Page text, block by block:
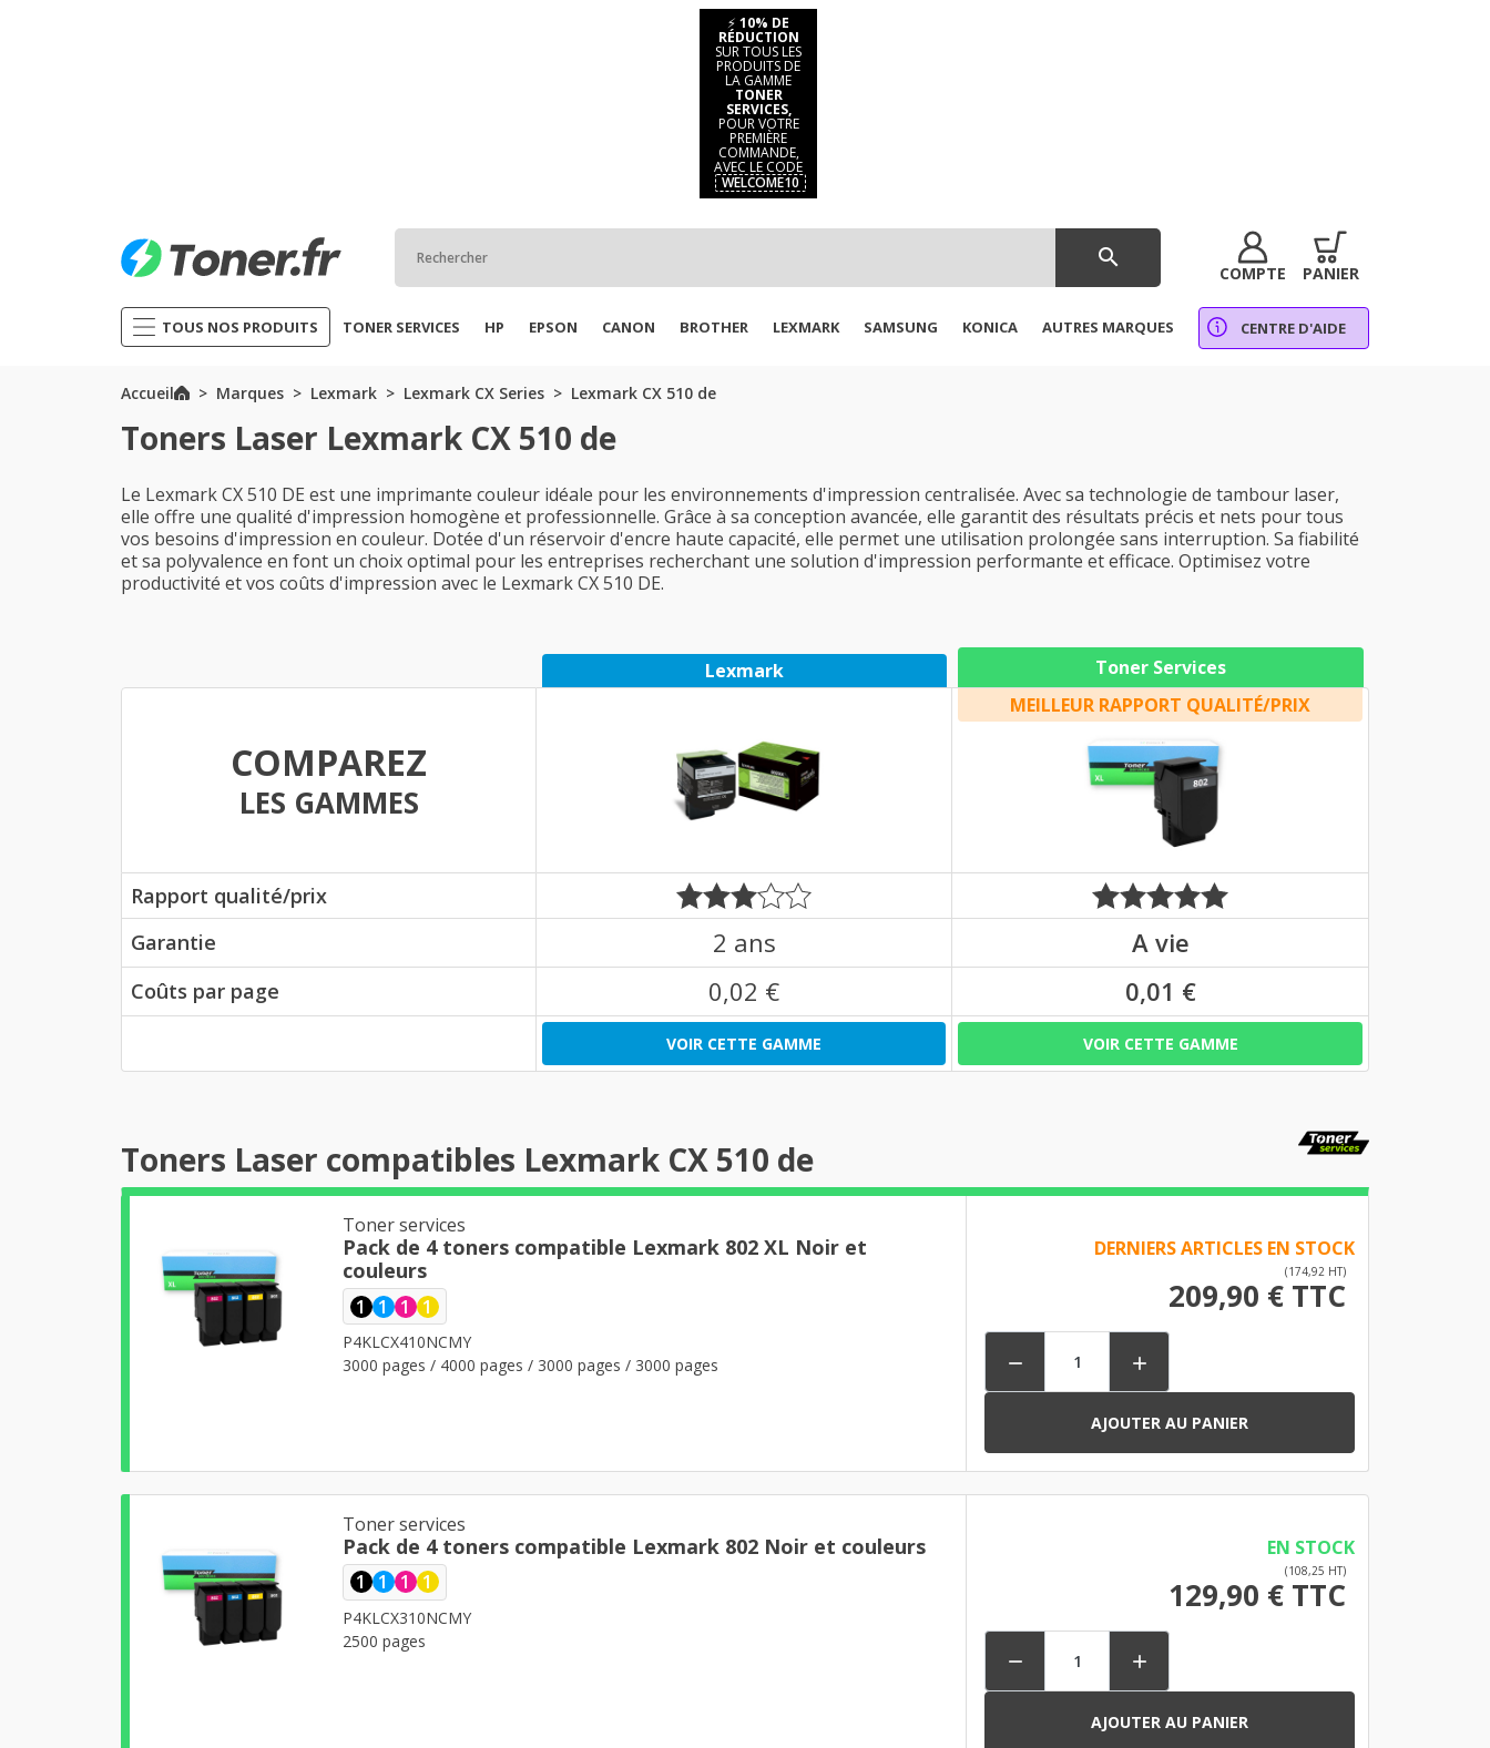
⚡ 10% DE
RÉDUCTION
SUR TOUS LES
PRODUITS DE
LA GAMME
TONER
SERVICES,
POUR VOTRE
PREMIÈRE
COMMANDE,
AVEC LE CODE
WELCOME10
search
COMPTE PANIER
TOUS NOS PRODUITS TONER SERVICES HP EPSON CANON BROTHER LEXMARK SAMSUNG KONICA AUTRES MARQUES CENTRE D'AIDE
Accueil Marques Lexmark Lexmark CX Series Lexmark CX 510 de
Toners Laser Lexmark CX 510 de
Le Lexmark CX 510 DE est une imprimante couleur idéale pour les environnements d'impression centralisée. Avec sa technologie de tambour laser,
elle offre une qualité d'impression homogène et professionnelle. Grâce à sa conception avancée, elle garantit des résultats précis et nets pour tous
vos besoins d'impression en couleur. Dotée d'un réservoir d'encre haute capacité, elle permet une utilisation prolongée sans interruption. Sa fiabilité
et sa polyvalence en font un choix optimal pour les entreprises recherchant une solution d'impression performante et efficace. Optimisez votre
productivité et vos coûts d'impression avec le Lexmark CX 510 DE.
Lexmark Toner Services
COMPAREZ
LES GAMMES
MEILLEUR RAPPORT QUALITÉ/PRIX
Rapport qualité/prix
Garantie
2 ans A vie
Coûts par page 0,02 € 0,01 €
VOIR CETTE GAMME VOIR CETTE GAMME
Toners Laser compatibles Lexmark CX 510 de
Toner services
Pack de 4 toners compatible Lexmark 802 XL Noir et
couleurs
1 1 1 1
P4KLCX410NCMY
3000 pages / 4000 pages / 3000 pages / 3000 pages
DERNIERS ARTICLES EN STOCK
(174,92 HT)
209,90 € TTC
 
AJOUTER AU PANIER
Toner services
Pack de 4 toners compatible Lexmark 802 Noir et couleurs
1 1 1 1
P4KLCX310NCMY
2500 pages
EN STOCK
(108,25 HT)
129,90 € TTC
 
AJOUTER AU PANIER